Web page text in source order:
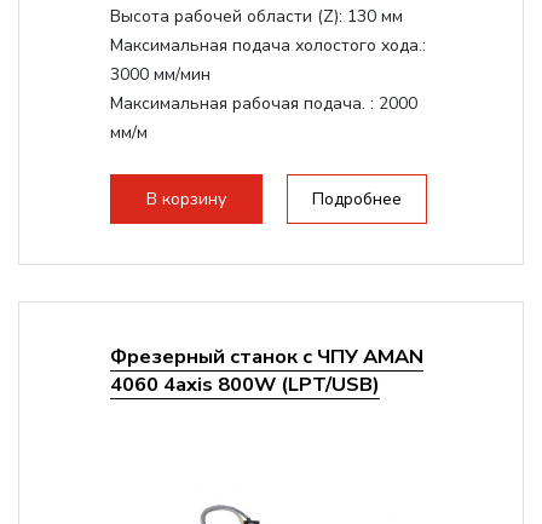
Высота рабочей области (Z): 130 мм
Максимальная подача холостого хода.:
3000 мм/мин
Максимальная рабочая подача. : 2000
мм/м
стандартно:Т-слот
Цанговый патрон:ER11
В корзину Подробнее
Фрезерный станок с ЧПУ AMAN
4060 4axis 800W (LPT/USB)